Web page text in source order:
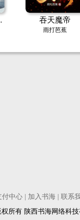
吞天魔帝
雨打芭蕉
付中心| 加入书海| 联系
权所有 陕西书海网络科